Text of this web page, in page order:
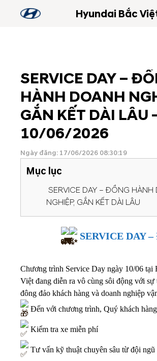
Hyundai Bắc
SERVICE DAY –
HÀNH DOANH
GẮN KẾT DÀI LÂU
10/06/2026
Ngày đăng: 17/06/2026 08:30:19
Mục lục
SERVICE DAY – ĐỒNG HÀNH
NGHIỆP, GẮN KẾT DÀI LÂU
SERVICE DAY
Chương trình Service Day ngày 10/06 tại
Việt đang diễn ra vô cùng sôi động với sự
đông đảo khách hàng và doanh nghiệp
Đến với chương trình, Quý khách
Kiểm tra xe miễn phí
Tư vấn kỹ thuật chuyên sâu từ đội